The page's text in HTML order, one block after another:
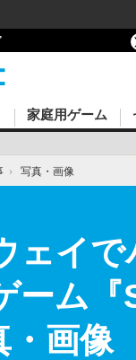
家庭用ゲーム
› 写真・画像
ェイ
ーム
・画像